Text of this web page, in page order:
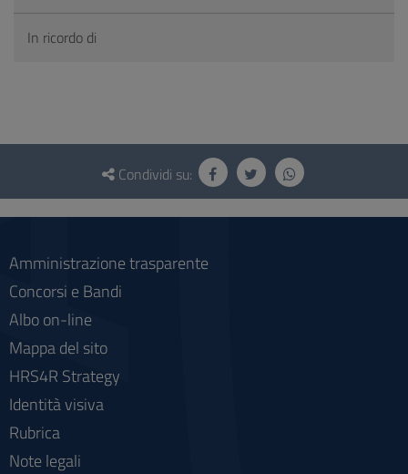
In ricordo di
Questionario
social
Condividi su:
Amministrazione trasparente
Concorsi e Bandi
Albo on-line
Mappa del sito
HRS4R Strategy
Identità visiva
Rubrica
Note legali